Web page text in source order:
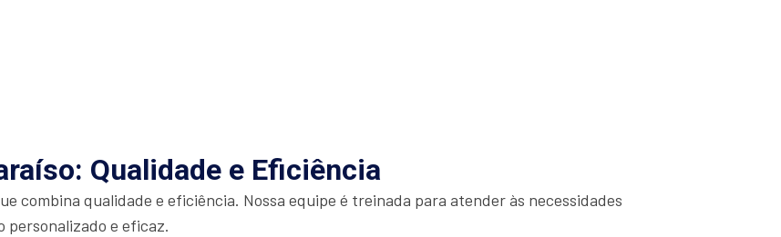
Qualidade e Eficiência
combina qualidade e eficiência. Nossa equipe é treinada para atender às necessidades
personalizado e eficaz.